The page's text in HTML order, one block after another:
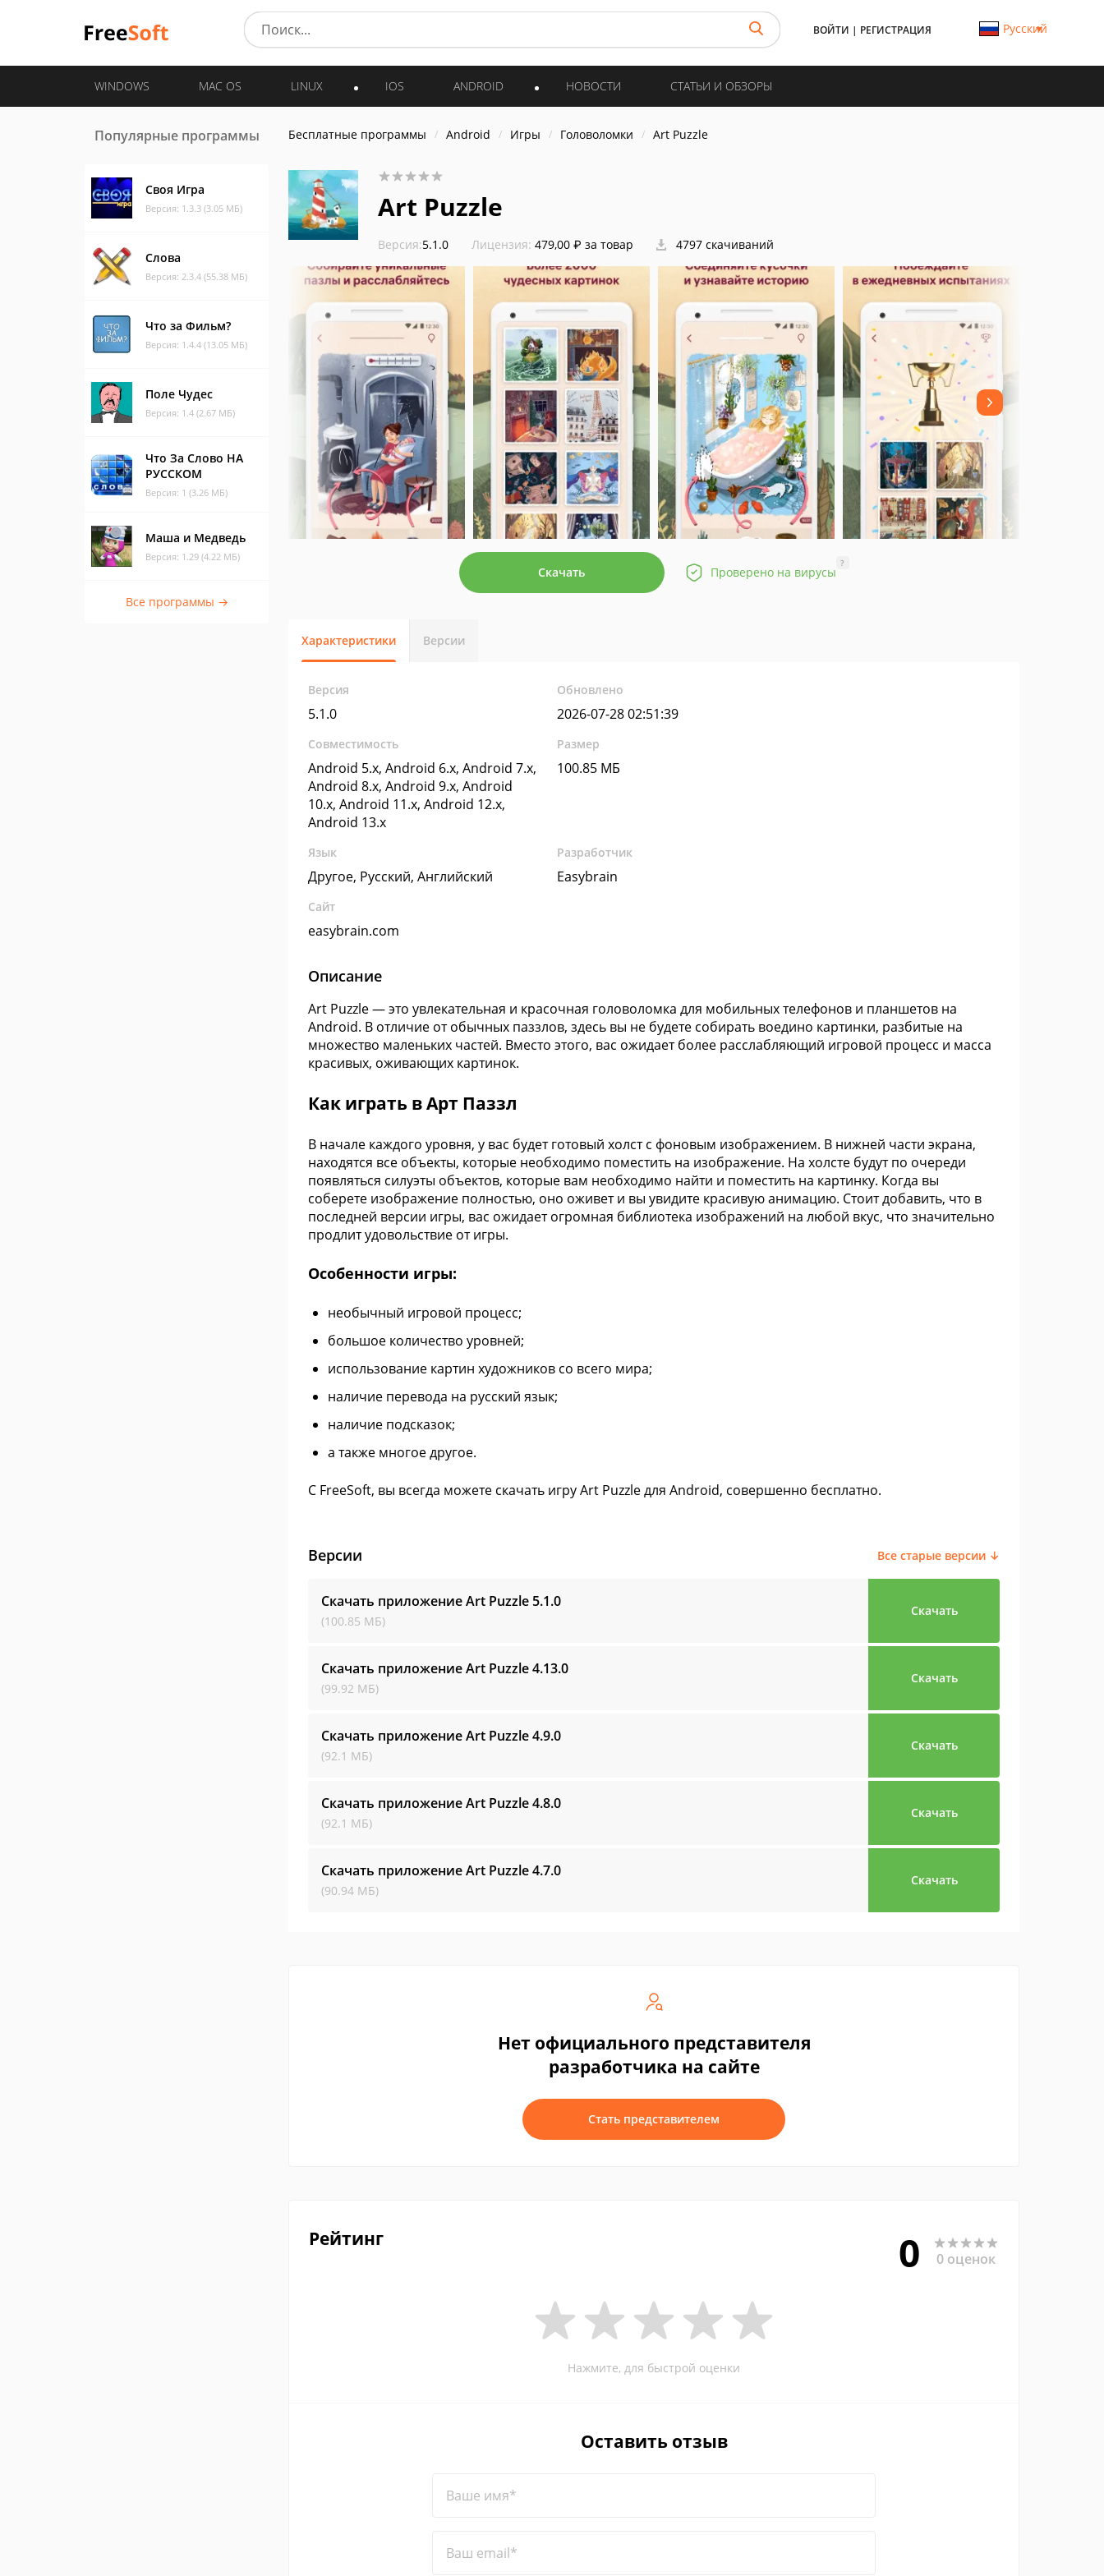
ВОЙТИ | РЕГИСТРАЦИЯ Русский
WINDOWS MAC OS LINUX IOS ANDROID НОВОСТИ СТАТЬИ И ОБЗОРЫ
Популярные программы
Своя Игра
Версия: 1.3.3 (3.05 МБ)
Слова
Версия: 2.3.4 (55.38 МБ)
Что за Фильм?
Версия: 1.4.4 (13.05 МБ)
Поле Чудес
Версия: 1.4 (2.67 МБ)
Что За Слово НА
РУССКОМ
Версия: 1 (3.26 МБ)
Маша и Медведь
Версия: 1.29 (4.22 МБ)
Все программы →
Бесплатные программы Android Игры Головоломки Art Puzzle
Art Puzzle
Версия:5.1.0 Лицензия: 479,00 ₽ за товар 4797 скачиваний
Скачать Проверено на вирусы
?
Характеристики Версии
Версия
5.1.0
Обновлено
2026-07-28 02:51:39
Совместимость
Android 5.x, Android 6.x, Android 7.x,
Android 8.x, Android 9.x, Android
10.x, Android 11.x, Android 12.x,
Android 13.x
Размер
100.85 МБ
Язык
Другое, Русский, Английский
Разработчик
Easybrain
Сайт
easybrain.com
Описание
Art Puzzle — это увлекательная и красочная головоломка для мобильных телефонов и планшетов на
Android. В отличие от обычных паззлов, здесь вы не будете собирать воедино картинки, разбитые на
множество маленьких частей. Вместо этого, вас ожидает более расслабляющий игровой процесс и масса
красивых, оживающих картинок.
Как играть в Арт Паззл
В начале каждого уровня, у вас будет готовый холст с фоновым изображением. В нижней части экрана,
находятся все объекты, которые необходимо поместить на изображение. На холсте будут по очереди
появляться силуэты объектов, которые вам необходимо найти и поместить на картинку. Когда вы
соберете изображение полностью, оно оживет и вы увидите красивую анимацию. Стоит добавить, что в
последней версии игры, вас ожидает огромная библиотека изображений на любой вкус, что значительно
продлит удовольствие от игры.
Особенности игры:
необычный игровой процесс;
большое количество уровней;
использование картин художников со всего мира;
наличие перевода на русский язык;
наличие подсказок;
а также многое другое.
С FreeSoft, вы всегда можете скачать игру Art Puzzle для Android, совершенно бесплатно.
Версии Все старые версии ↓
Скачать приложение Art Puzzle 5.1.0
(100.85 МБ)
Скачать
Скачать приложение Art Puzzle4.13.0
(99.92 МБ)
Скачать
Скачать приложение Art Puzzle4.9.0
(92.1 МБ)
Скачать
Скачать приложение Art Puzzle4.8.0
(92.1 МБ)
Скачать
Скачать приложение Art Puzzle4.7.0
(90.94 МБ)
Скачать
Нет официального представителя
разработчика на сайте
Стать представителем
Рейтинг 0 0 оценок
Нажмите, для быстрой оценки
Оставить отзыв
Ваше имя*
Ваш email*